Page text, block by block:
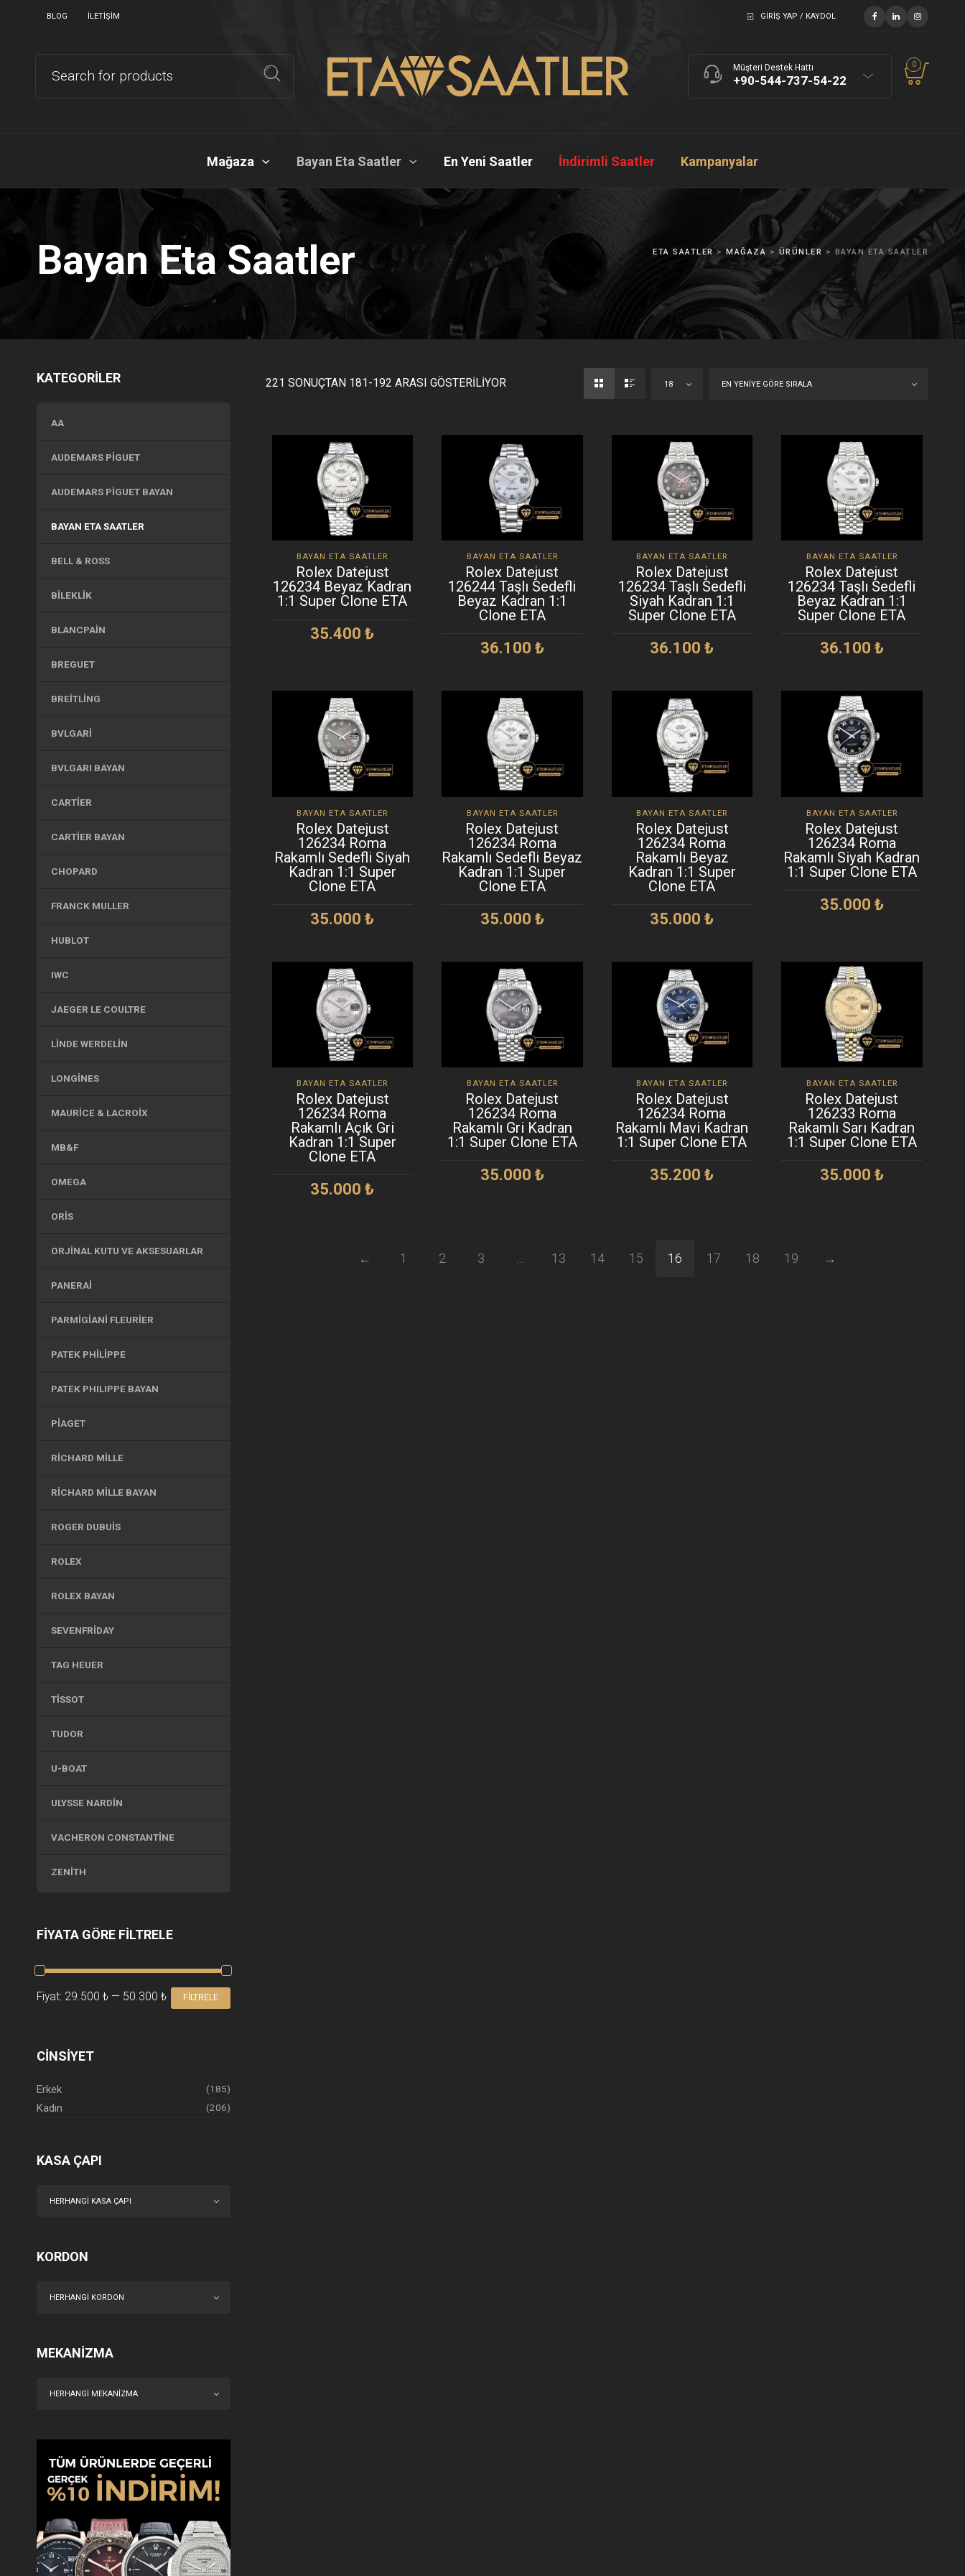
BLOG İLETIŞIM GIRIŞ YAP / KAYDOL
Müşteri Destek Hattı
+90-544-737-54-22
0
Mağaza Bayan Eta Saatler En Yeni Saatler İndirimli Saatler Kampanyalar
ETA SAATLER >MAĞAZA > ÜRÜNLER > BAYAN ETA SAATLER
Bayan Eta Saatler
KATEGORİLER
AA
AUDEMARS PIGUET
AUDEMARS PIGUET BAYAN
BAYAN ETA SAATLER
BELL & ROSS
BILEKLIK
BLANCPAIN
BREGUET
BREITLING
BVLGARI
BVLGARI BAYAN
CARTIER
CARTIER BAYAN
CHOPARD
FRANCK MULLER
HUBLOT
IWC
JAEGER LE COULTRE
LINDE WERDELIN
LONGINES
MAURICE & LACROIX
MB&F
OMEGA
ORIS
ORJINAL KUTU VE AKSESUARLAR
PANERAI
PARMIGIANI FLEURIER
PATEK PHILIPPE
PATEK PHILIPPE BAYAN
PIAGET
RICHARD MILLE
RICHARD MILLE BAYAN
ROGER DUBUIS
ROLEX
ROLEX BAYAN
SEVENFRIDAY
TAG HEUER
TISSOT
TUDOR
U-BOAT
ULYSSE NARDIN
VACHERON CONSTANTINE
ZENITH
FIYATA GÖRE FILTRELE
EN
DÜŞÜK
EN
YÜKSEK
FILTRELE
Fiyat: 29.500 ₺— 50.300 ₺
CINSIYET
Erkek (185)
Kadın (206)
KASA ÇAPI
HERHANGI KASA ÇAPI
KORDON
HERHANGI KORDON
MEKANIZMA
HERHANGI MEKANIZMA
221 SONUÇTAN 181-192 ARASI GÖSTERILIYOR 18 EN YENIYE GÖRE SIRALA
BAYAN ETA SAATLER
Rolex Datejust
126234 Beyaz Kadran
1:1 Super Clone ETA
35.400₺
BAYAN ETA SAATLER
Rolex Datejust
126244 Taşlı Sedefli
Beyaz Kadran 1:1
Clone ETA
36.100 ₺
BAYAN ETA SAATLER
Rolex Datejust
126234 Taşlı Sedefli
Siyah Kadran 1:1
Super Clone ETA
36.100₺
BAYAN ETA SAATLER
Rolex Datejust
126234 Taşlı Sedefli
Beyaz Kadran 1:1
Super Clone ETA
36.100 ₺
BAYAN ETA SAATLER
Rolex Datejust
126234 Roma
Rakamlı Sedefli Siyah
Kadran 1:1 Super
Clone ETA
35.000₺
BAYAN ETA SAATLER
Rolex Datejust
126234 Roma
Rakamlı Sedefli Beyaz
Kadran 1:1 Super
Clone ETA
35.000 ₺
BAYAN ETA SAATLER
Rolex Datejust
126234 Roma
Rakamlı Beyaz
Kadran 1:1 Super
Clone ETA
35.000₺
BAYAN ETA SAATLER
Rolex Datejust
126234 Roma
Rakamlı Siyah Kadran
1:1 Super Clone ETA
35.000 ₺
BAYAN ETA SAATLER
Rolex Datejust
126234 Roma
Rakamlı Açık Gri
Kadran 1:1 Super
Clone ETA
35.000₺
BAYAN ETA SAATLER
Rolex Datejust
126234 Roma
Rakamlı Gri Kadran
1:1 Super Clone ETA
35.000 ₺
BAYAN ETA SAATLER
Rolex Datejust
126234 Roma
Rakamlı Mavi Kadran
1:1 Super Clone ETA
35.200₺
BAYAN ETA SAATLER
Rolex Datejust
126233 Roma
Rakamlı Sarı Kadran
1:1 Super Clone ETA
35.000 ₺
← 1 2 3 13 14 15 16 17 18 19 →